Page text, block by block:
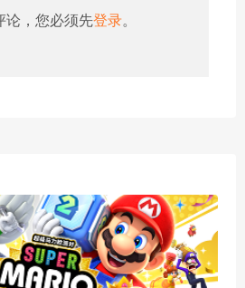
论，您必须先登录。